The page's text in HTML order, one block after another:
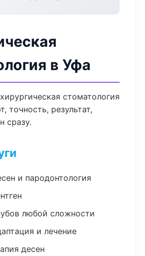
в Уфа
стоматология
точность, результат,
сразу.
и пародонтология
любой сложности
и лечение
десен